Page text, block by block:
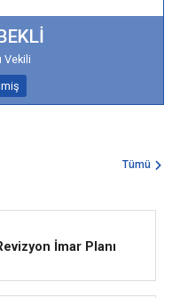
Vekili
Tümü
İmar Planı